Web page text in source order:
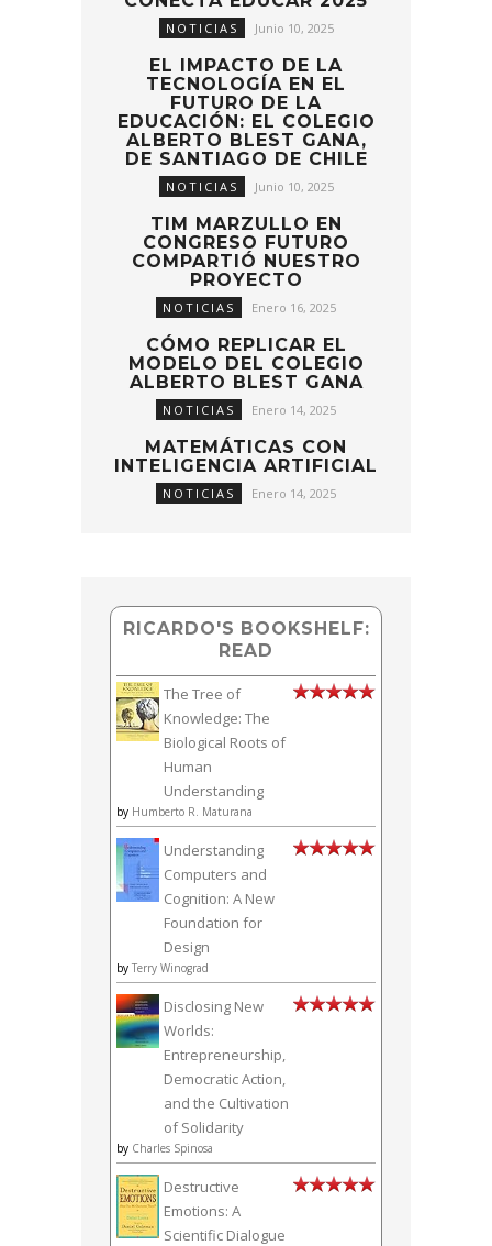
NOTICIAS Junio 10, 2025
EL IMPACTO DE LA
TECNOLOGÍA EN EL
FUTURO DE LA
EDUCACIÓN: EL COLEGIO
ALBERTO BLEST GANA,
DE SANTIAGO DE CHILE
NOTICIAS Junio 10, 2025
TIM MARZULLO EN
CONGRESO FUTURO
COMPARTIÓ NUESTRO
PROYECTO
NOTICIAS Enero 16, 2025
CÓMO REPLICAR EL
MODELO DEL COLEGIO
ALBERTO BLEST GANA
NOTICIAS Enero 14, 2025
MATEMÁTICAS CON
INTELIGENCIA ARTIFICIAL
NOTICIAS Enero 14, 2025
RICARDO'S BOOKSHELF:
READ
The Tree of
Knowledge: The
Biological Roots of
Human
Understanding
by Humberto R. Maturana
Understanding
Computers and
Cognition: A New
Foundation for
Design
by Terry Winograd
Disclosing New
Worlds:
Entrepreneurship,
Democratic Action,
and the Cultivation
of Solidarity
by Charles Spinosa
Destructive
Emotions: A
Scientific Dialogue